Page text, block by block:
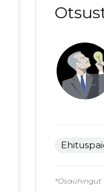
*Osaühingut